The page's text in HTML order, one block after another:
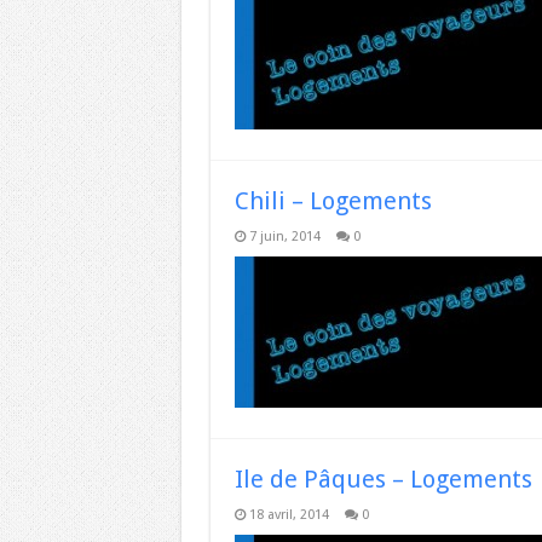
Chili – Logements
7 juin, 2014 0
Ile de Pâques – Logements
18 avril, 2014 0